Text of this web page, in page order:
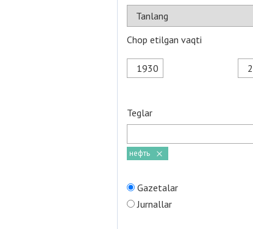
Chop etilgan vaqti
Teglar
нефть
Gazetalar
Jurnallar